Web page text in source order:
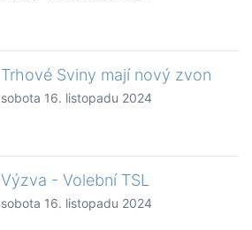
Trhové Sviny mají nový zvon
sobota 16. listopadu 2024
Výzva - Volební TSL
sobota 16. listopadu 2024